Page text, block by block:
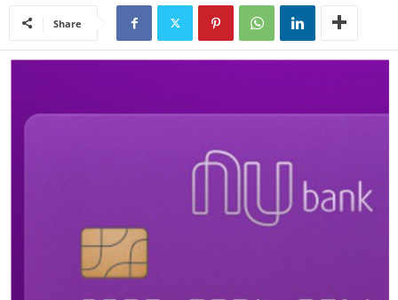
Share